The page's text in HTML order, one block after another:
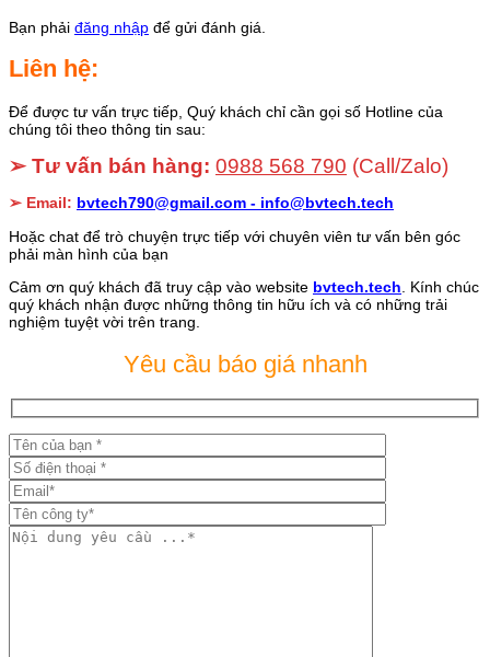
Bạn phải đăng nhập để gửi đánh giá.
Liên hệ:
Để được tư vấn trực tiếp, Quý khách chỉ cần gọi số Hotline của
chúng tôi theo thông tin sau:
➢ Tư vấn bán hàng: 0988 568 790 (Call/Zalo)
➢ Email: bvtech790@gmail.com - info@bvtech.tech
Hoặc chat để trò chuyện trực tiếp với chuyên viên tư vấn bên góc
phải màn hình của bạn
Cảm ơn quý khách đã truy cập vào website bvtech.tech . Kính chúc
quý khách nhận được những thông tin hữu ích và có những trải
nghiệm tuyệt vời trên trang.
Yêu cầu báo giá nhanh